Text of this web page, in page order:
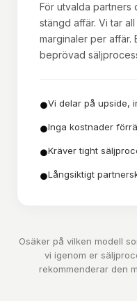
För utvalda partners
stängd affär. Vi tar
marginaler per affär.
beprövad
●Vi delar på upside,
●Inga kostnader
●Kräver tight
●Långsiktigt
Osäker på vilken modell
vi igenom er
rekommenderar den